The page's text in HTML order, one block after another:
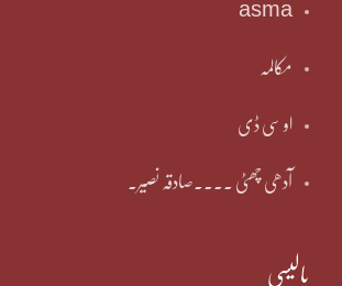
asma
مکالمہ
او سی ڈی
آدھی چھٹی ۔۔۔۔صادقہ نصیر۔
پالیسی